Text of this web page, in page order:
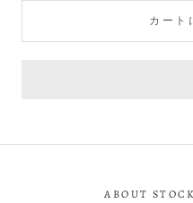
カート
ABOUT